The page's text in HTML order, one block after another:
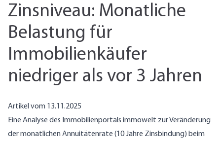
Zinsniveau: Monatliche
Belastung für
Immobilienkäufer
niedriger als vor 3 Jahren
Artikel vom 13.11.2025
Eine Analyse des Immobilienportals immowelt zur Veränderung
der monatlichen Annuitätenrate (10 Jahre Zinsbindung) beim